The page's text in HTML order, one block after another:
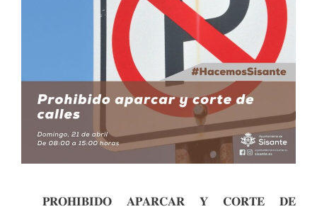
𝐏𝐑𝐎𝐇𝐈𝐁𝐈𝐃𝐎 𝐀𝐏𝐀𝐑𝐂𝐀𝐑 𝐘 𝐂𝐎𝐑𝐓𝐄 𝐃𝐄